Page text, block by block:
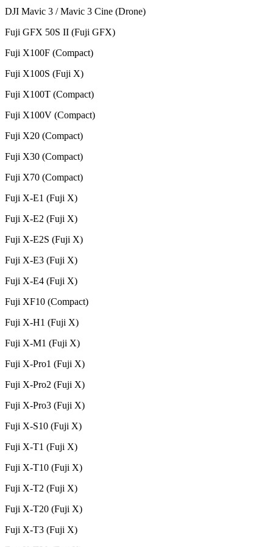
DJI Mavic 3 / Mavic 3 Cine (Drone)
Fuji GFX 50S II (Fuji GFX)
Fuji X100F (Compact)
Fuji X100S (Fuji X)
Fuji X100T (Compact)
Fuji X100V (Compact)
Fuji X20 (Compact)
Fuji X30 (Compact)
Fuji X70 (Compact)
Fuji X-E1 (Fuji X)
Fuji X-E2 (Fuji X)
Fuji X-E2S (Fuji X)
Fuji X-E3 (Fuji X)
Fuji X-E4 (Fuji X)
Fuji XF10 (Compact)
Fuji X-H1 (Fuji X)
Fuji X-M1 (Fuji X)
Fuji X-Pro1 (Fuji X)
Fuji X-Pro2 (Fuji X)
Fuji X-Pro3 (Fuji X)
Fuji X-S10 (Fuji X)
Fuji X-T1 (Fuji X)
Fuji X-T10 (Fuji X)
Fuji X-T2 (Fuji X)
Fuji X-T20 (Fuji X)
Fuji X-T3 (Fuji X)